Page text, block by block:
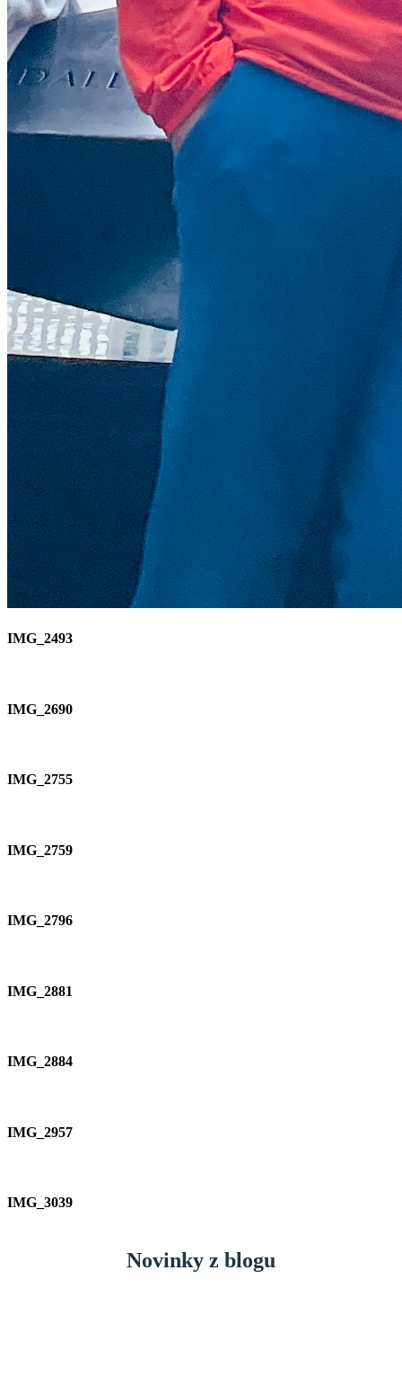
IMG_2493
IMG_2690
IMG_2755
IMG_2759
IMG_2796
IMG_2881
IMG_2884
IMG_2957
IMG_3039
Novinky z blogu